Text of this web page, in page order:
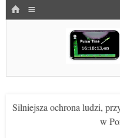
HOME
Pulsarowy.pl
Silniejsza ochrona ludzi,
w